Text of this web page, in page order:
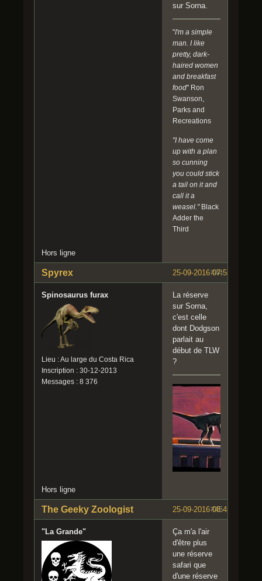
sur Sorna.
"I'm a simple
man. I like
pretty, dark-
haired women
and breakfast
food" Ron
Swanson,
Parks and
Recreations
"I have come
up with a plan
so cunning
you could stick
a tail on it and
call it a
weasel."Black
Adder the
Third
Hors ligne
#44
25-09-2016 07:55:52
Spyrex
Spinosaurus furax
Lieu : Au large du Costa Rica
Inscription : 30-12-2013
Messages : 8 376
La réserve
sur Sorna,
c'est celle
dont Dodgson
parlait au
début de TLW
?
Hors ligne
#45
25-09-2016 08:45:58
The Geeky Zoologist
"La Grande"
Ça m'a l'air
d'être plus
une réserve
safari que
d'une réserve